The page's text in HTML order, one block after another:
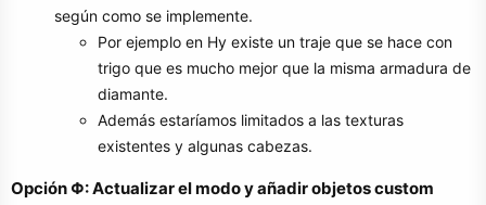
según como se implemente.
Por ejemplo en Hy existe un traje que se hace con
trigo que es mucho mejor que la misma armadura de
diamante.
Además estaríamos limitados a las texturas
existentes y algunas cabezas.
Opción Φ: Actualizar el modo y añadir objetos custom